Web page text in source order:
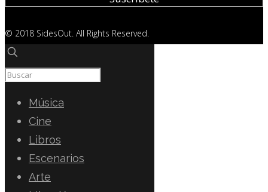
© 2018 SidesOut. All Rights Reserved.
Música
Cine
Libros
Escenarios
Arte